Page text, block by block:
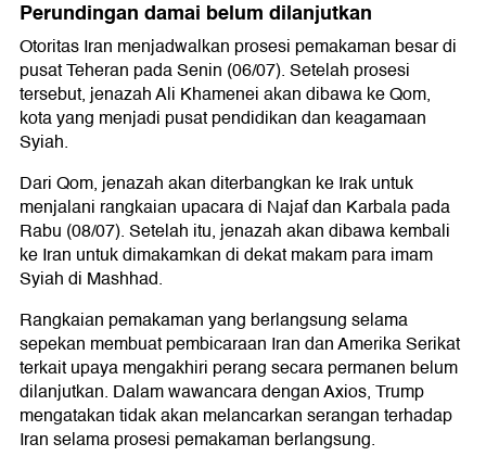
Perundingan damai belum dilanjutkan
Otoritas Iran menjadwalkan prosesi pemakaman besar di
pusat Teheran pada Senin (06/07). Setelah prosesi
tersebut, jenazah Ali Khamenei akan dibawa ke Qom,
kota yang menjadi pusat pendidikan dan keagamaan
Syiah.
Dari Qom, jenazah akan diterbangkan ke Irak untuk
menjalani rangkaian upacara di Najaf dan Karbala pada
Rabu (08/07). Setelah itu, jenazah akan dibawa kembali
ke Iran untuk dimakamkan di dekat makam para imam
Syiah di Mashhad.
Rangkaian pemakaman yang berlangsung selama
sepekan membuat pembicaraan Iran dan Amerika Serikat
terkait upaya mengakhiri perang secara permanen belum
dilanjutkan. Dalam wawancara dengan Axios, Trump
mengatakan tidak akan melancarkan serangan terhadap
Iran selama prosesi pemakaman berlangsung.